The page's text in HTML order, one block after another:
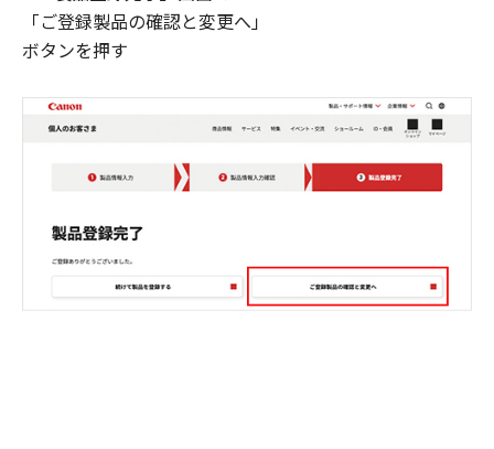
「ご登録製品の確認と変更へ」
ボタンを押す